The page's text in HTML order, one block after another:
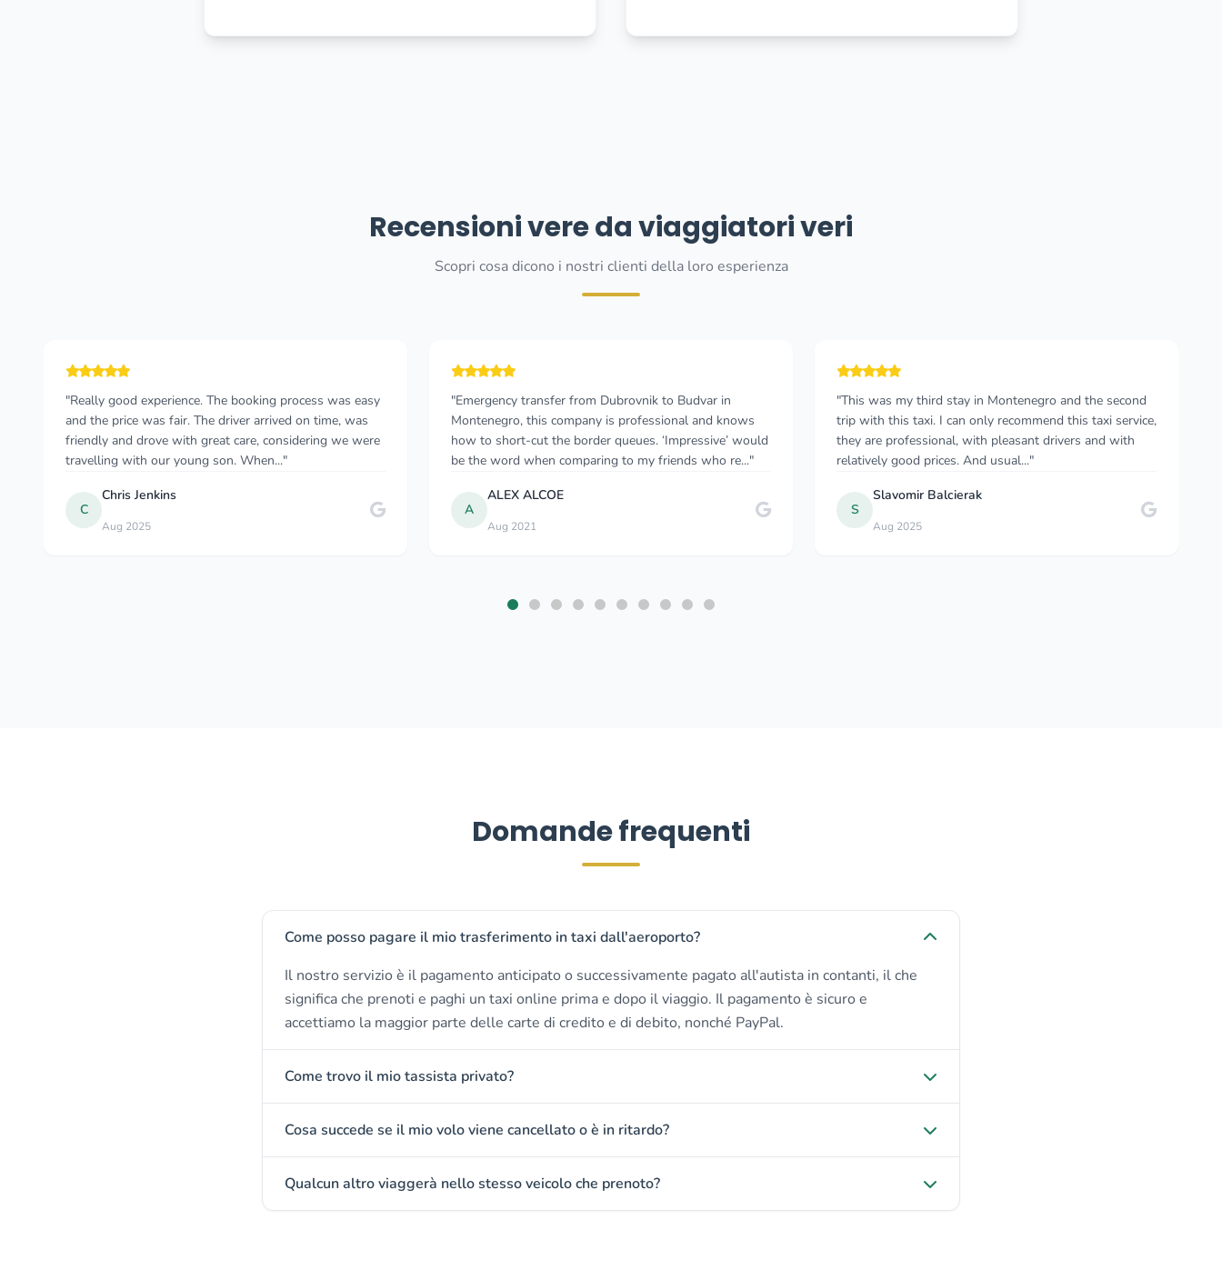
Recensioni vere da viaggiatori veri
Scopri cosa dicono i nostri clienti della loro esperienza
"Emergency transfer from Dubrovnik to Budvar in
Montenegro, this company is professional and knows
how to short-cut the border queues. ‘Impressive’ would
be the word when comparing to my friends who re..."
A
ALEX ALCOE
Aug 2021
"This was my third stay in Montenegro and the second
trip with this taxi. I can only recommend this taxi service,
they are professional, with pleasant drivers and with
relatively good prices. And usual..."
S
Slavomir Balcierak
Aug 2025
"Very professional and comfortable service, there was
no problem with ordering bigger amount of cars. Drivers
were very helpful, nice and communicative. The cars
were in very high standard (BMW, Merced..."
D
Dawid Kruczek
May 2025
Domande frequenti
Come posso pagare il mio trasferimento in taxi dall'aeroporto?
Il nostro servizio è il pagamento anticipato o successivamente pagato all'autista in contanti, il che
significa che prenoti e paghi un taxi online prima e dopo il viaggio. Il pagamento è sicuro e
accettiamo la maggior parte delle carte di credito e di debito, nonché PayPal.
Come trovo il mio tassista privato?
Cosa succede se il mio volo viene cancellato o è in ritardo?
Qualcun altro viaggerà nello stesso veicolo che prenoto?